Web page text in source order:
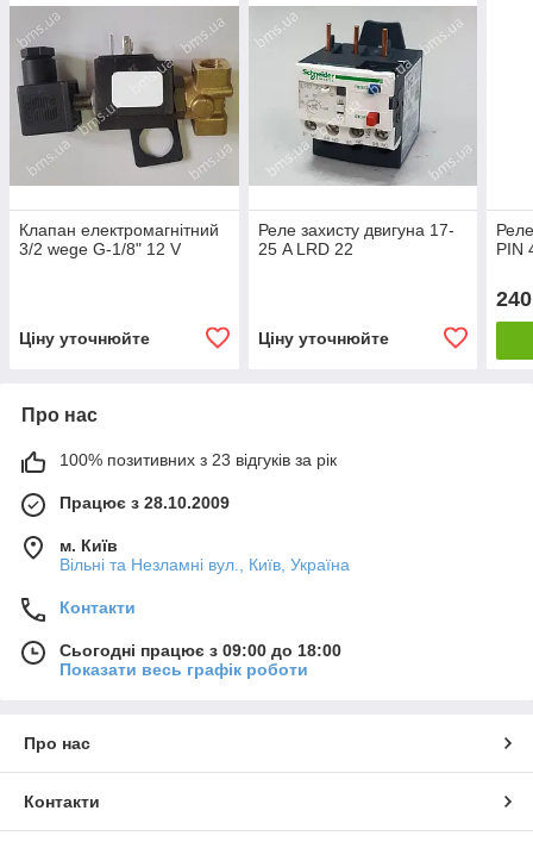
Клапан електромагнітний
3/2 wege G-1/8" 12 V
Ціну уточнюйте
Реле захисту двигуна 17-
25 A LRD 22
Ціну уточнюйте
PIN
240
Про нас
100% позитивних з 23 відгуків за рік
Працює з 28.10.2009
м. Київ
Вільні та Незламні вул., Київ, Україна
Контакти
Сьогодні працює з 09:00 до 18:00
Показати весь графік роботи
Про нас
Контакти